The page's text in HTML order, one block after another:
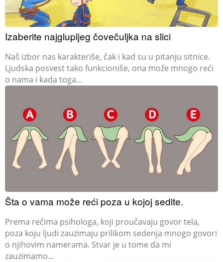
Izaberite najglupljeg čovečuljka na slici
Naš izbor nas karakteriše, čak i kad su u pitanju sitnice.
Ljudska posvest tako funkcioniše, ona može mnogo reći
o nama i kada toga...
Šta o vama može reći poza u kojoj sedite.
Prema rečima psihologa, koji proučavaju govor tela,
poza koju ljudi zauzimaju prilikom sedenja mnogo govori
o njihovim namerama. Stvar je u tome da mi
zauzimamo...